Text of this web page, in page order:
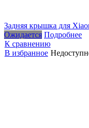
Задняя крышка для
Ожидается Подробнее
К сравнению
В избранное